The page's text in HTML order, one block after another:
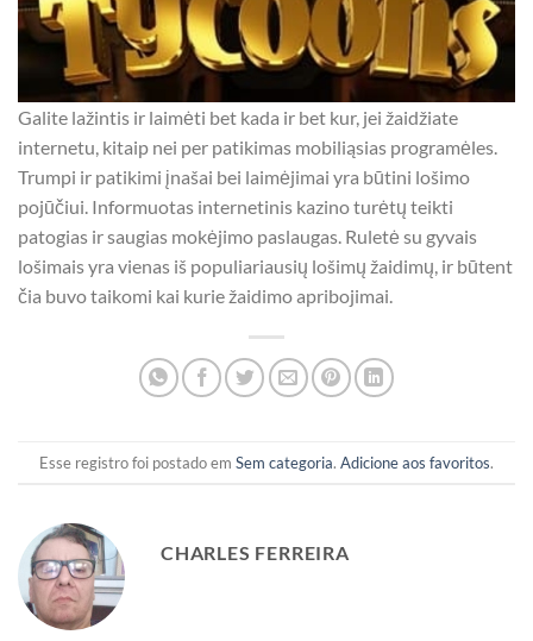
Galite lažintis ir laimėti bet kada ir bet kur, jei žaidžiate
internetu, kitaip nei per patikimas mobiliąsias programėles.
Trumpi ir patikimi įnašai bei laimėjimai yra būtini lošimo
pojūčiui. Informuotas internetinis kazino turėtų teikti
patogias ir saugias mokėjimo paslaugas. Ruletė su gyvais
lošimais yra vienas iš populiariausių lošimų žaidimų, ir būtent
čia buvo taikomi kai kurie žaidimo apribojimai.
Esse registro foi postado em Sem categoria. Adicione aos favoritos.
CHARLES FERREIRA